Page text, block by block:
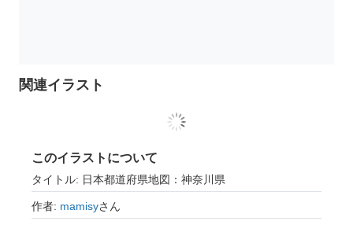
関連イラスト
このイラストについて
タイトル: 日本都道府県地図：神奈川県
作者: mamisyさん